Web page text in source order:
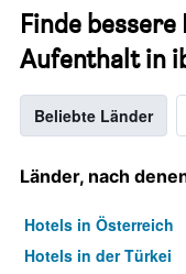
Finde
Aufenthalt in
Beliebte Länder
Länder, nach
Hotels in Österreich
Hotels in der Türkei